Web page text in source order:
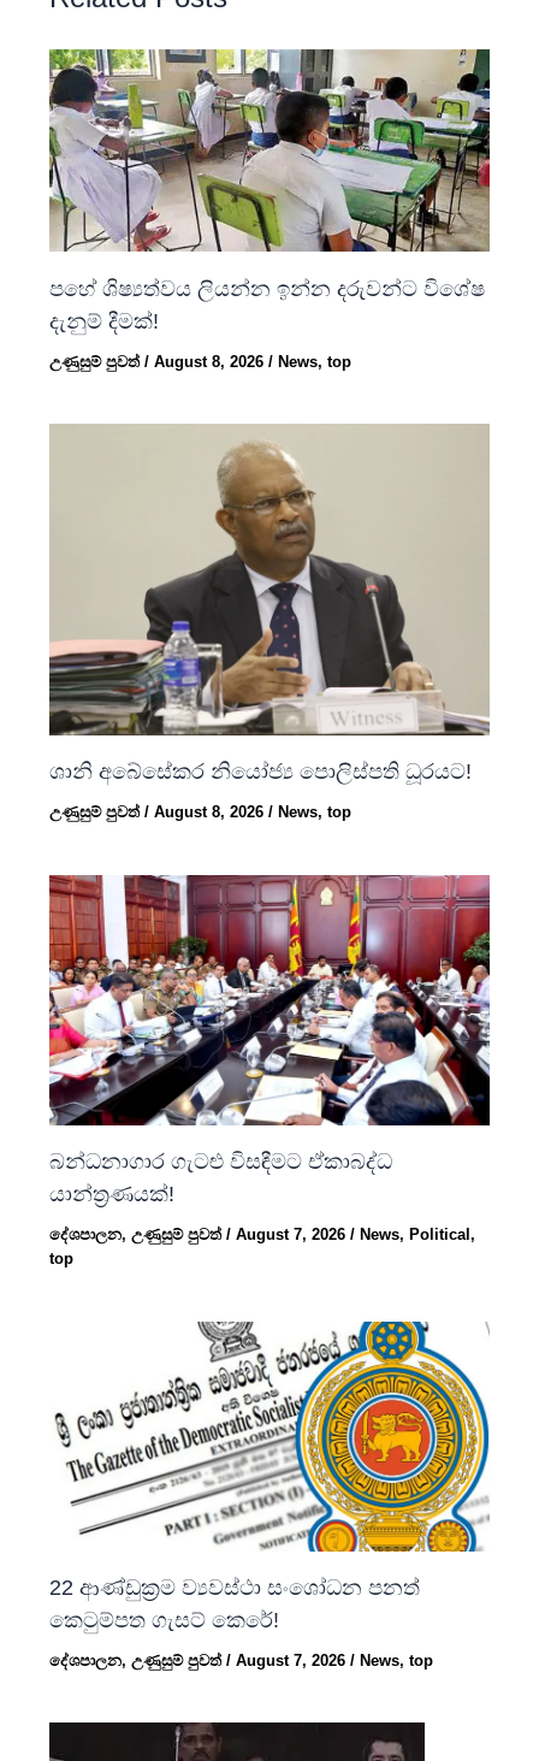
පහේ ශිෂ්‍යත්වය ලියන්න ඉන්න දරුවන්ට විශේෂ
දැනුම් දීමක්!
උණුසුම් පුවත්/August 8, 2026/ News,top
ශානි අබේසේකර නියෝජ්‍ය පොලිස්පති ධූරයට!
උණුසුම් පුවත්/August 8, 2026/ News,top
බන්ධනාගාර ගැටළු විසඳීමට ඒකාබද්ධ
යාන්ත්‍රණයක්!
දේශපාලන,උණුසුම් පුවත්/August 7, 2026/ News, Political,
top
22 ආණ්ඩුක්‍රම ව්‍යවස්ථා සංශෝධන පනත්
කෙටුම්පත ගැසට් කෙරේ!
දේශපාලන,උණුසුම් පුවත්/August 7, 2026/ News,top